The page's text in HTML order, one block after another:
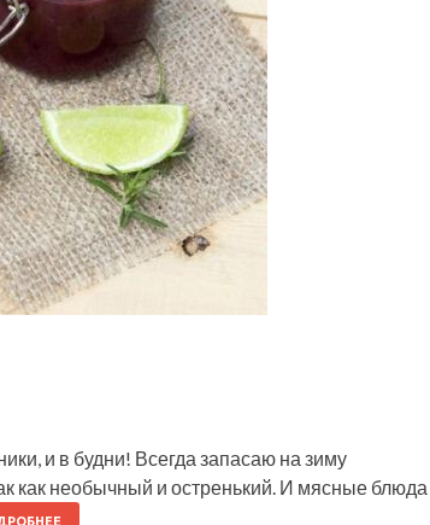
и в будни! Всегда запасаю на зиму
как необычный и остренький. И мясные блюда